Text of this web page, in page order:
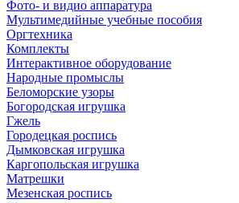
Фото- и видио аппаратура
Мультимедийные учебные пособия
Оргтехника
Комплекты
Интерактивное оборудование
Народные промыслы
Беломорские узоры
Богородская игрушка
Гжель
Городецкая роспись
Дымковская игрушка
Каргопольская игрушка
Матрешки
Мезенская роспись